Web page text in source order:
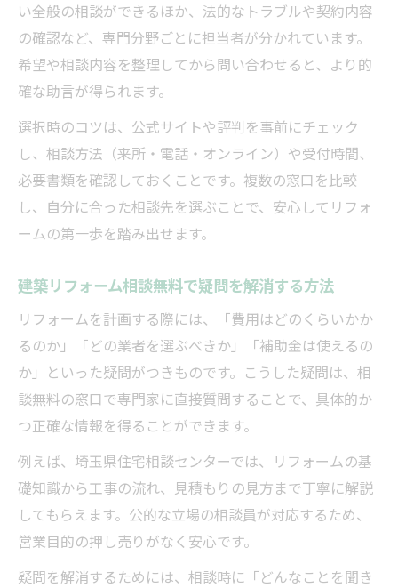
い全般の相談ができるほか、法的なトラブルや契約内容
の確認など、専門分野ごとに担当者が分かれています。
希望や相談内容を整理してから問い合わせると、より的
確な助言が得られます。
選択時のコツは、公式サイトや評判を事前にチェック
し、相談方法（来所・電話・オンライン）や受付時間、
必要書類を確認しておくことです。複数の窓口を比較
し、自分に合った相談先を選ぶことで、安心してリフォ
ームの第一歩を踏み出せます。
建築リフォーム相談無料で疑問を解消する方法
リフォームを計画する際には、「費用はどのくらいかか
るのか」「どの業者を選ぶべきか」「補助金は使えるの
か」といった疑問がつきものです。こうした疑問は、相
談無料の窓口で専門家に直接質問することで、具体的か
つ正確な情報を得ることができます。
例えば、埼玉県住宅相談センターでは、リフォームの基
礎知識から工事の流れ、見積もりの見方まで丁寧に解説
してもらえます。公的な立場の相談員が対応するため、
営業目的の押し売りがなく安心です。
疑問を解消するためには、相談時に「どんなことを聞き